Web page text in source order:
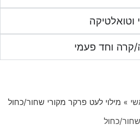
וטואלטיקה
קרה וחד פעמי
» מילוי לעט פרקר מקורי שחור/כחול